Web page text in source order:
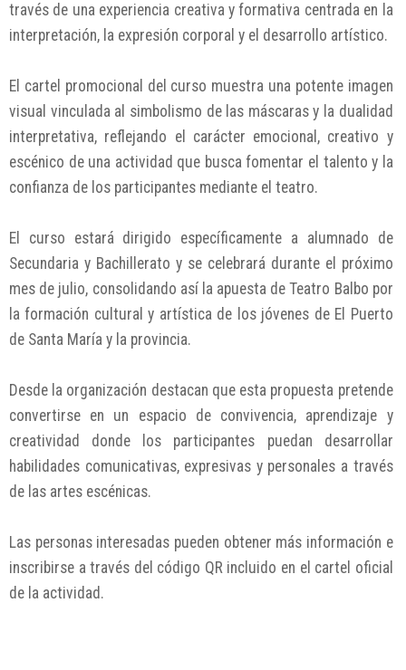
través de una experiencia creativa y formativa centrada en la
interpretación, la expresión corporal y el desarrollo artístico.
El cartel promocional del curso muestra una potente imagen
visual vinculada al simbolismo de las máscaras y la dualidad
interpretativa, reflejando el carácter emocional, creativo y
escénico de una actividad que busca fomentar el talento y la
confianza de los participantes mediante el teatro.
El curso estará dirigido específicamente a alumnado de
Secundaria y Bachillerato y se celebrará durante el próximo
mes de julio, consolidando así la apuesta de Teatro Balbo por
la formación cultural y artística de los jóvenes de El Puerto
de Santa María y la provincia.
Desde la organización destacan que esta propuesta pretende
convertirse en un espacio de convivencia, aprendizaje y
creatividad donde los participantes puedan desarrollar
habilidades comunicativas, expresivas y personales a través
de las artes escénicas.
Las personas interesadas pueden obtener más información e
inscribirse a través del código QR incluido en el cartel oficial
de la actividad.